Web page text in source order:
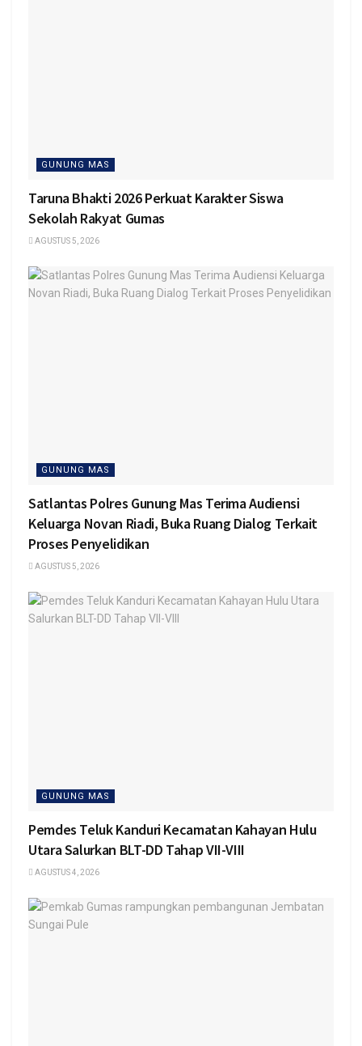
GUNUNG MAS
Taruna Bhakti 2026 Perkuat Karakter Siswa
Sekolah Rakyat Gumas
AGUSTUS 5, 2026
GUNUNG MAS
Satlantas Polres Gunung Mas Terima Audiensi
Keluarga Novan Riadi, Buka Ruang Dialog Terkait
Proses Penyelidikan
AGUSTUS 5, 2026
GUNUNG MAS
Pemdes Teluk Kanduri Kecamatan Kahayan Hulu
Utara Salurkan BLT-DD Tahap VII-VIII
AGUSTUS 4, 2026